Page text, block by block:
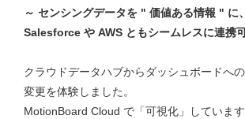
～ センシングデータを " 価値ある情報 " に、
Salesforce や AWS ともシームレスに連携
クラウドデータハブからダッシュボードへ
変更を体験しました。
MotionBoard Cloud で「可視化」しています